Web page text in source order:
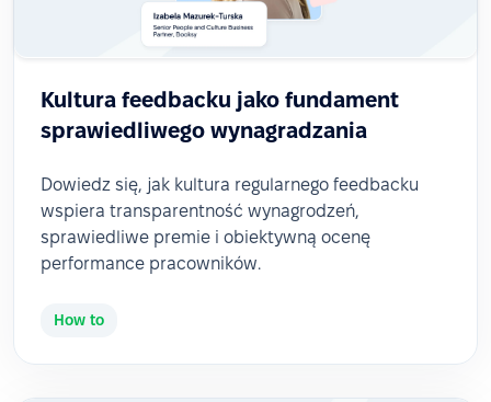
Kultura feedbacku jako fundament
sprawiedliwego wynagradzania
Dowiedz się, jak kultura regularnego feedbacku
wspiera transparentność wynagrodzeń,
sprawiedliwe premie i obiektywną ocenę
performance pracowników.
How to